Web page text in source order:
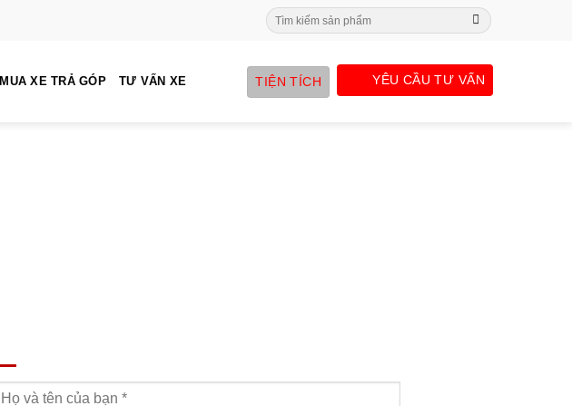
Search
for:
MUA XE TRẢ GÓP TƯ VẤN XE TIỆN TÍCH YÊU CẦU TƯ VẤN